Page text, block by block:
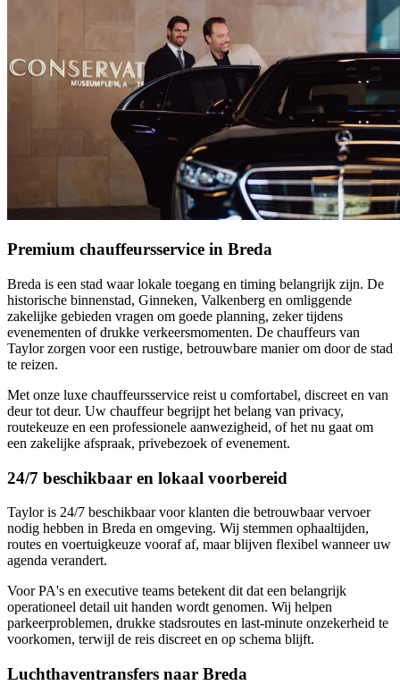
Premium chauffeursservice in Breda
Breda is een stad waar lokale toegang en timing belangrijk zijn. De
historische binnenstad, Ginneken, Valkenberg en omliggende
zakelijke gebieden vragen om goede planning, zeker tijdens
evenementen of drukke verkeersmomenten. De chauffeurs van
Taylor zorgen voor een rustige, betrouwbare manier om door de stad
te reizen.
Met onze luxe chauffeursservice reist u comfortabel, discreet en van
deur tot deur. Uw chauffeur begrijpt het belang van privacy,
routekeuze en een professionele aanwezigheid, of het nu gaat om
een zakelijke afspraak, privebezoek of evenement.
24/7 beschikbaar en lokaal voorbereid
Taylor is 24/7 beschikbaar voor klanten die betrouwbaar vervoer
nodig hebben in Breda en omgeving. Wij stemmen ophaaltijden,
routes en voertuigkeuze vooraf af, maar blijven flexibel wanneer uw
agenda verandert.
Voor PA's en executive teams betekent dit dat een belangrijk
operationeel detail uit handen wordt genomen. Wij helpen
parkeerproblemen, drukke stadsroutes en last-minute onzekerheid te
voorkomen, terwijl de reis discreet en op schema blijft.
Luchthaventransfers naar Breda